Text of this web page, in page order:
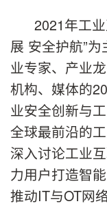
2021年工
展 安全护航”
业专家、产业
机构、媒体的
业安全创新与
全球最前沿的
深入讨论工业
力用户打造智
推动IT与OT网